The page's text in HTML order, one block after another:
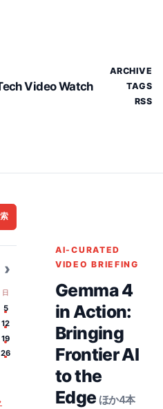
Video Watch
ARCHIVE
TAGS
RSS
›
日
5
12
19
26
AI-CURATED
VIDEO BRIEFING
Gemma 4
in Action:
Bringing
Frontier AI
to the
Edge ほか4本